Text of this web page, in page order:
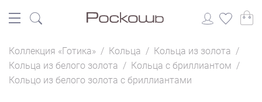
Коллекция «Готика» / Кольца / Кольца из золота /
Кольца из белого золота / Кольца с бриллиантом /
Кольцо из белого золота с бриллиантами